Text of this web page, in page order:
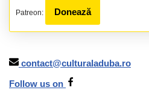
Patreon: Donează
contact@culturaladuba.ro
Follow us on